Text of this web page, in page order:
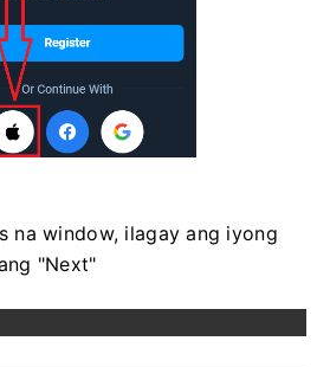
na window, ilagay ang iyong
"Next"